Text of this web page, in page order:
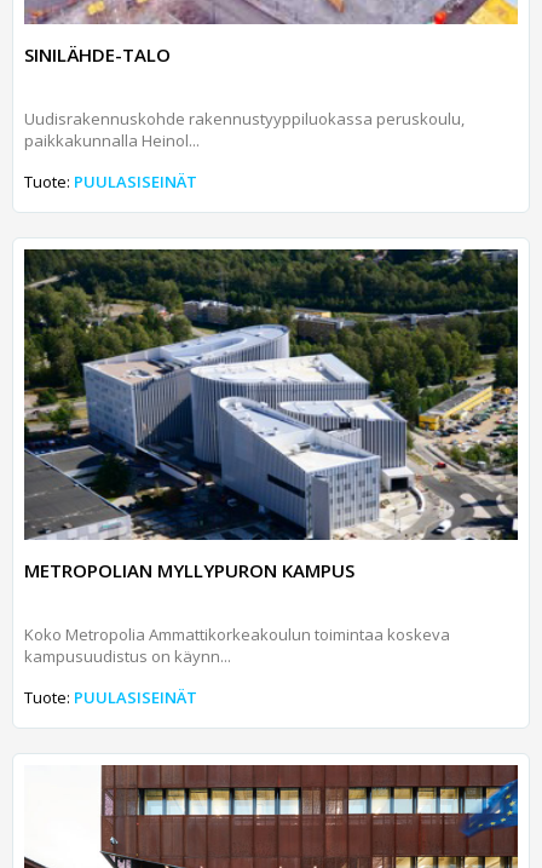
SINILÄHDE-TALO
Uudisrakennuskohde rakennustyyppiluokassa peruskoulu,
paikkakunnalla Heinol...
Tuote: PUULASISEINÄT
METROPOLIAN MYLLYPURON KAMPUS
Koko Metropolia Ammattikorkeakoulun toimintaa koskeva
kampusuudistus on käynn...
Tuote: PUULASISEINÄT